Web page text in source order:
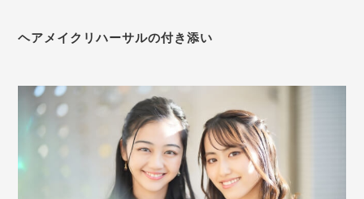
ヘアメイクリハーサルの付き添い